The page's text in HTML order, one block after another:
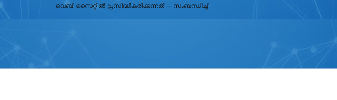
വെബ് സൈറ്റിൽ പ്രസിദ്ധീകരിക്കുന്നത് – സംബന്ധിച്ച്